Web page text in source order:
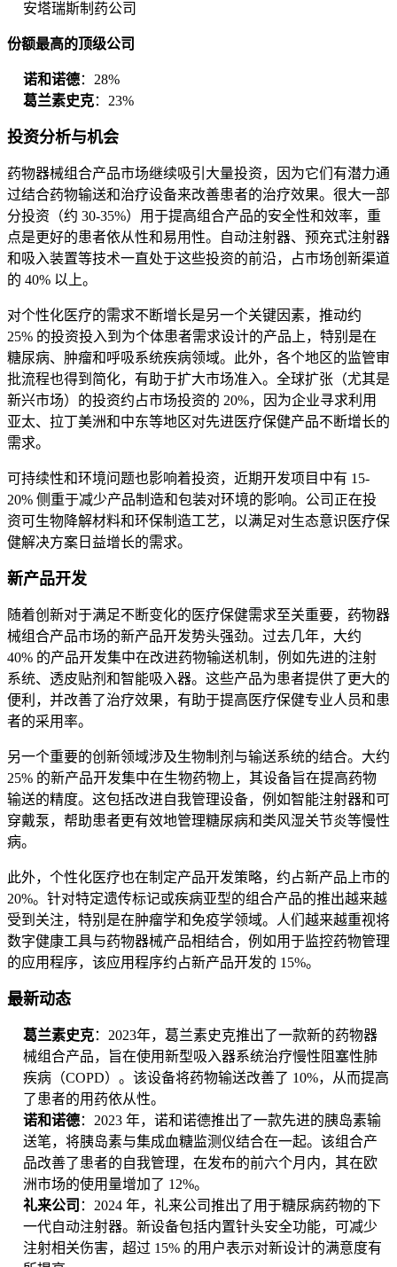
安塔瑞斯制药公司
份额最高的顶级公司
诺和诺德：28%
葛兰素史克：23%
投资分析与机会
药物器械组合产品市场继续吸引大量投资，因为它们有潜力通
过结合药物输送和治疗设备来改善患者的治疗效果。很大一部
分投资（约 30-35%）用于提高组合产品的安全性和效率，重
点是更好的患者依从性和易用性。自动注射器、预充式注射器
和吸入装置等技术一直处于这些投资的前沿，占市场创新渠道
的 40% 以上。
对个性化医疗的需求不断增长是另一个关键因素，推动约
25% 的投资投入到为个体患者需求设计的产品上，特别是在
糖尿病、肿瘤和呼吸系统疾病领域。此外，各个地区的监管审
批流程也得到简化，有助于扩大市场准入。全球扩张（尤其是
新兴市场）的投资约占市场投资的 20%，因为企业寻求利用
亚太、拉丁美洲和中东等地区对先进医疗保健产品不断增长的
需求。
可持续性和环境问题也影响着投资，近期开发项目中有 15-
20% 侧重于减少产品制造和包装对环境的影响。公司正在投
资可生物降解材料和环保制造工艺，以满足对生态意识医疗保
健解决方案日益增长的需求。
新产品开发
随着创新对于满足不断变化的医疗保健需求至关重要，药物器
械组合产品市场的新产品开发势头强劲。过去几年，大约
40% 的产品开发集中在改进药物输送机制，例如先进的注射
系统、透皮贴剂和智能吸入器。这些产品为患者提供了更大的
便利，并改善了治疗效果，有助于提高医疗保健专业人员和患
者的采用率。
另一个重要的创新领域涉及生物制剂与输送系统的结合。大约
25% 的新产品开发集中在生物药物上，其设备旨在提高药物
输送的精度。这包括改进自我管理设备，例如智能注射器和可
穿戴泵，帮助患者更有效地管理糖尿病和类风湿关节炎等慢性
病。
此外，个性化医疗也在制定产品开发策略，约占新产品上市的
20%。针对特定遗传标记或疾病亚型的组合产品的推出越来越
受到关注，特别是在肿瘤学和免疫学领域。人们越来越重视将
数字健康工具与药物器械产品相结合，例如用于监控药物管理
的应用程序，该应用程序约占新产品开发的 15%。
最新动态
葛兰素史克：2023年，葛兰素史克推出了一款新的药物器
械组合产品，旨在使用新型吸入器系统治疗慢性阻塞性肺
疾病（COPD）。该设备将药物输送改善了 10%，从而提高
了患者的用药依从性。
诺和诺德：2023 年，诺和诺德推出了一款先进的胰岛素输
送笔，将胰岛素与集成血糖监测仪结合在一起。该组合产
品改善了患者的自我管理，在发布​​的前六个月内，其在欧
洲市场的使用量增加了 12%。
礼来公司 ：2024 年，礼来公司推出了用于糖尿病药物的下
一代自动注射器。新设备包括内置针头安全功能，可减少
注射相关伤害，超过 15% 的用户表示对新设计的满意度有